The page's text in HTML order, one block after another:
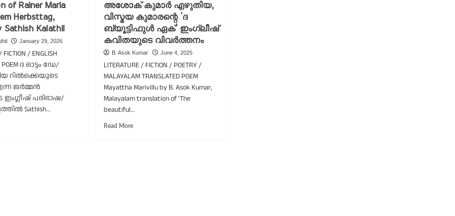
’ഹു
രബീന്ദ്രനാഥ്
ടാഗോറിന്റെ,
‘ലെറ്റ്
മൈ
കൺട്രി
അവെയിക്’
എന്ന
കവിതയുടെ
തർജ്ജമ/
സനീഷ്
സജീബ്
of Rainer Maria
Herbsttag,
Sathish Kalathil
January 29, 2026
FICTION / ENGLISH
POEM ദ ഓട്ടം ഡേ/
റിൽക്കെയുടെ
ജർമ്മൻ
പരിഭാഷ/
Sathish...
അശോക് കുമാർ എഴുതിയ,
വിസ്മയ കുമാരന്റെ ‘ദ
ബ്യൂട്ടിഫുൾ ഏക്’ ഇംഗ്ലീഷ്
കവിതയുടെ വിവർത്തനം
B. Asok Kumar June 4, 2025
LITERATURE / FICTION / POETRY /
MALAYALAM TRANSLATED POEM
Mayattha Marivillu by B. Asok Kumar,
Malayalam translation of 'The
beautiful...
Read MoreRead